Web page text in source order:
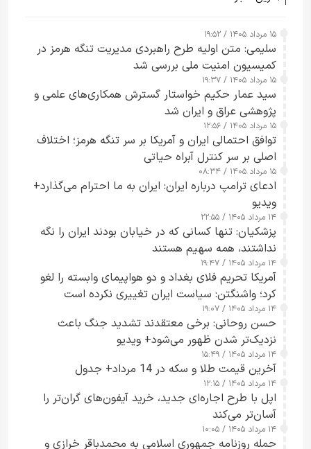
۱۵ مرداد ۱۴۰۵ / ۱۹:۵۲
سلیمی: متن اولیه طرح راهبردی مدیریت تنگه هرمز در
کمیسیون امنیت ملی بررسی شد
۱۵ مرداد ۱۴۰۵ / ۱۹:۳۷
سید عمار حکیم خواستار گسترش همکاری‌های علمی و
پژوهشی عراق و ایران شد
۱۵ مرداد ۱۴۰۵ / ۱۲:۵۶
توافق احتمالی ایران و آمریکا بر سر تنگه هرمز؛ اختلاف
اصلی بر سر کنترل آبراه حیاتی
۱۵ مرداد ۱۴۰۵ / ۰۸:۳۴
ادعای ترامپ درباره ایران: ایران به ما احترام می‌گذارد+
ویدیو
۱۴ مرداد ۱۴۰۵ / ۲۲:۵۵
پزشکیان: تنها کسانی که در خیابان بودند ایران را نگه
نداشتند، همه سهیم هستند
۱۴ مرداد ۱۴۰۵ / ۱۹:۴۷
آمریکا تحریم فلای بغداد و دو هواپیمای وابسته را لغو
کرد؛ واشنگتن: سیاست ایران تغییری نکرده است
۱۴ مرداد ۱۴۰۵ / ۱۹:۰۷
حسن روحانی: برخی معتقدند تشدید جنگ باعث
نزدیک‌تر شدن ظهور می‌شود+ ویدیو
۱۴ مرداد ۱۴۰۵ / ۱۵:۴۹
آخرین قیمت طلا و سکه در 14 مرداد+ جدول
۱۴ مرداد ۱۴۰۵ / ۱۲:۱۵
اپل با طرح اجاره‌ای جدید، خرید آیفون‌های گران‌تر را
آسان‌تر می‌کند
۱۴ مرداد ۱۴۰۵ / ۱۰:۰۵
حمله روزنامه جمهوری اسلامی به محمدباقر خرازی و